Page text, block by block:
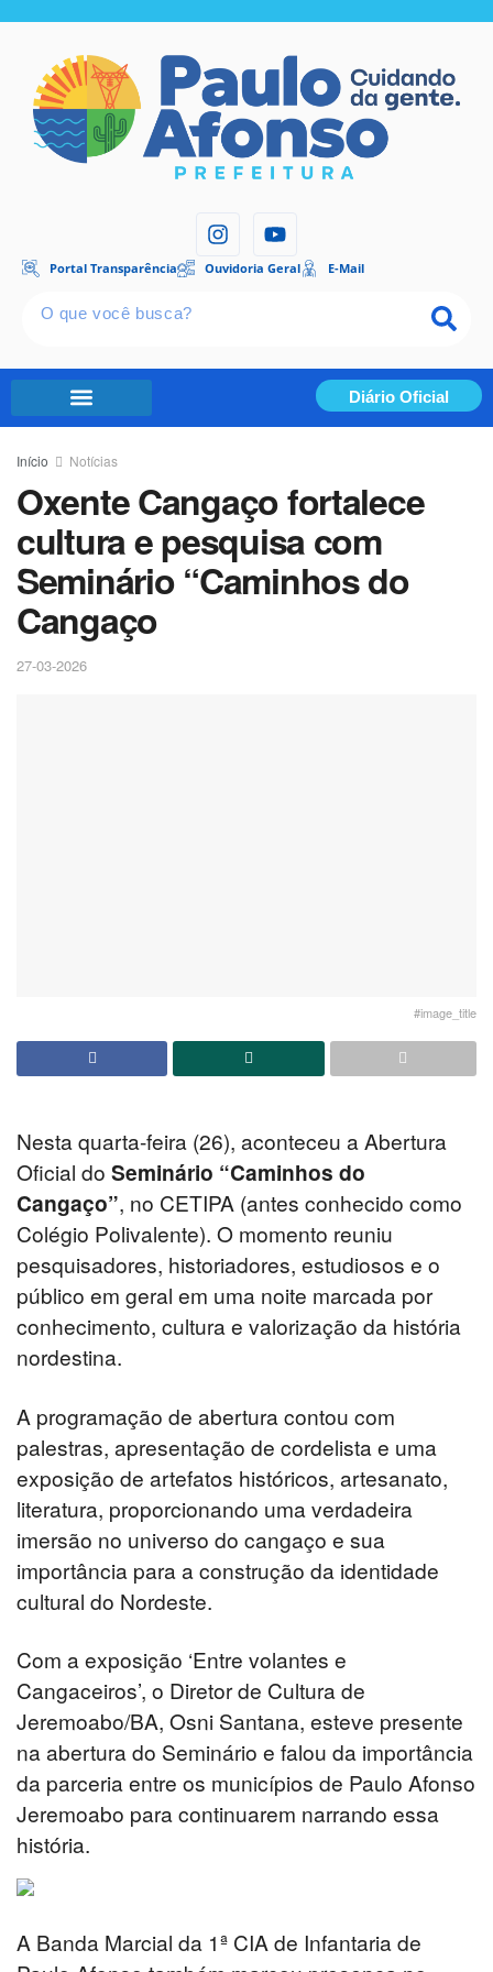
Portal Transparência Ouvidoria Geral E-Mail
Diário Oficial
Início Notícias
Oxente Cangaço fortalece
cultura e pesquisa com
Seminário “Caminhos do
Cangaço
27-03-2026
#image_title
Nesta quarta-feira (26), aconteceu a Abertura
Oficial do Seminário “Caminhos do
Cangaço”, no CETIPA (antes conhecido como
Colégio Polivalente). O momento reuniu
pesquisadores, historiadores, estudiosos e o
público em geral em uma noite marcada por
conhecimento, cultura e valorização da história
nordestina.
A programação de abertura contou com
palestras, apresentação de cordelista e uma
exposição de artefatos históricos, artesanato,
literatura, proporcionando uma verdadeira
imersão no universo do cangaço e sua
importância para a construção da identidade
cultural do Nordeste.
Com a exposição ‘Entre volantes e
Cangaceiros’, o Diretor de Cultura de
Jeremoabo/BA, Osni Santana, esteve presente
na abertura do Seminário e falou da importância
da parceria entre os municípios de Paulo Afonso
Jeremoabo para continuarem narrando essa
história.
A Banda Marcial da 1ª CIA de Infantaria de